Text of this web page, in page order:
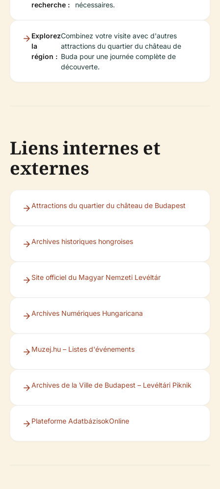
recherche :
nécessaires.
Explorez
la
région :
Combinez votre visite avec d'autres
attractions du quartier du château de
Buda pour une journée complète de
découverte.
Liens internes et
externes
Attractions du quartier du château de Budapest
Archives historiques hongroises
Site officiel du Magyar Nemzeti Levéltár
Archives Numériques Hungaricana
Muzej.hu – Listes d'événements
Archives de la Ville de Budapest – Levéltári Piknik
Plateforme AdatbázisokOnline